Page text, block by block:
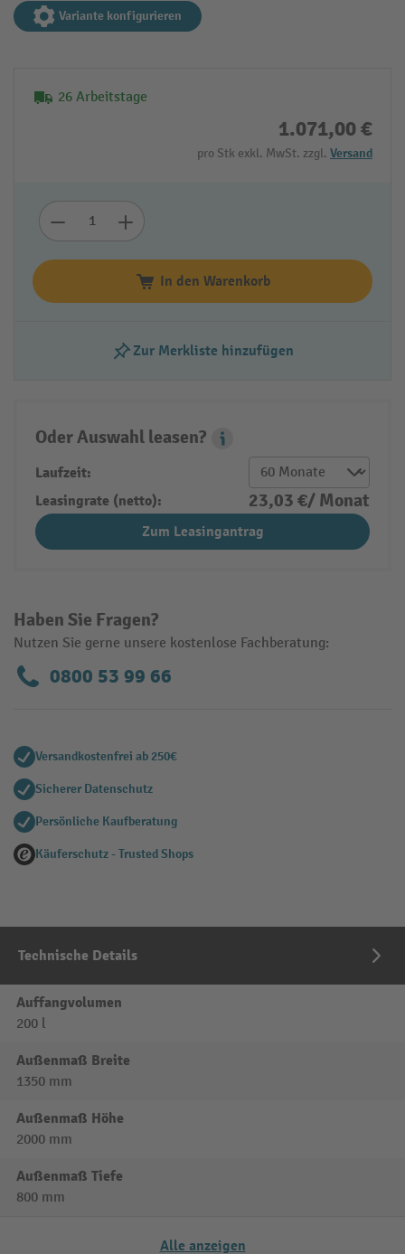
Variante konfigurieren
26 Arbeitstage
1.071,00 €
pro Stk exkl. MwSt. zzgl. Versand
In den Warenkorb
Zur Merkliste hinzufügen
Haben Sie Fragen?
Nutzen Sie gerne unsere kostenlose Fachberatung:
0800 53 99 66
Oder Auswahl leasen?
Leasing Popover
Laufzeit:
Leasingrate (netto):
23,03 €/ Monat
Zum Leasingantrag
Versandkostenfrei ab 250€
Sicherer Datenschutz
Persönliche Kaufberatung
Käuferschutz - Trusted Shops
Technische Details
Auffangvolumen
200 l
Außenmaß Breite
1350 mm
Außenmaß Höhe
2000 mm
Außenmaß Tiefe
800 mm
Alle anzeigen